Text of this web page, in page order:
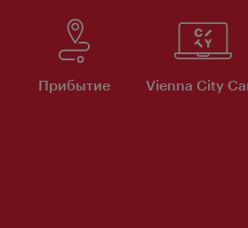
Прибытие Vienna City